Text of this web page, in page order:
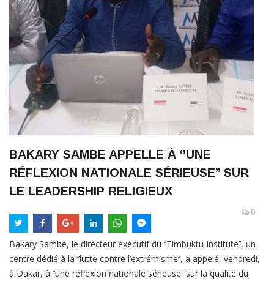
BAKARY SAMBE APPELLE À ‘’UNE
RÉFLEXION NATIONALE SÉRIEUSE’’ SUR
LE LEADERSHIP RELIGIEUX
0
Bakary Sambe, le directeur exécutif du ‘’Timbuktu Institute’’, un
centre dédié à la ‘’lutte contre l’extrémisme‘’, a appelé, vendredi,
à Dakar, à ‘’une réflexion nationale sérieuse‘’ sur la qualité du